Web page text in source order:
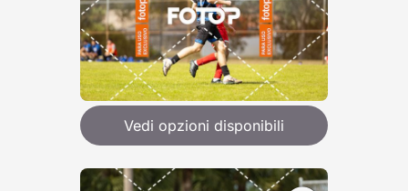
Vedi opzioni disponibili